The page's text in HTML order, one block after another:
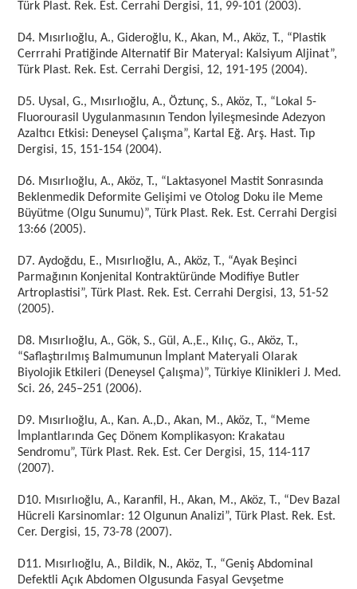
Türk Plast. Rek. Est. Cerrahi Dergisi, 11, 99-101 (2003).
D4. Mısırlıoğlu, A., Gideroğlu, K., Akan, M., Aköz, T., “Plastik
Cerrrahi Pratiğinde Alternatif Bir Materyal: Kalsiyum Aljinat”,
Türk Plast. Rek. Est. Cerrahi Dergisi, 12, 191-195 (2004).
D5. Uysal, G., Mısırlıoğlu, A., Öztunç, S., Aköz, T., “Lokal 5-
Fluorourasil Uygulanmasının Tendon İyileşmesinde Adezyon
Azaltıcı Etkisi: Deneysel Çalışma”, Kartal Eğ. Arş. Hast. Tıp
Dergisi, 15, 151-154 (2004).
D6. Mısırlıoğlu, A., Aköz, T., “Laktasyonel Mastit Sonrasında
Beklenmedik Deformite Gelişimi ve Otolog Doku ile Meme
Büyütme (Olgu Sunumu)”, Türk Plast. Rek. Est. Cerrahi Dergisi
13:66 (2005).
D7. Aydoğdu, E., Mısırlıoğlu, A., Aköz, T., “Ayak Beşinci
Parmağının Konjenital Kontraktüründe Modifiye Butler
Artroplastisi”, Türk Plast. Rek. Est. Cerrahi Dergisi, 13, 51-52
(2005).
D8. Mısırlıoğlu, A., Gök, S., Gül, A.,E., Kılıç, G., Aköz, T.,
“Saflaştırılmış Balmumunun İmplant Materyali Olarak
Biyolojik Etkileri (Deneysel Çalışma)”, Türkiye Klinikleri J. Med.
Sci. 26, 245–251 (2006).
D9. Mısırlıoğlu, A., Kan. A.,D., Akan, M., Aköz, T., “Meme
İmplantlarında Geç Dönem Komplikasyon: Krakatau
Sendromu”, Türk Plast. Rek. Est. Cer Dergisi, 15, 114-117
(2007).
D10. Mısırlıoğlu, A., Karanfil, H., Akan, M., Aköz, T., “Dev Bazal
Hücreli Karsinomlar: 12 Olgunun Analizi”, Türk Plast. Rek. Est.
Cer. Dergisi, 15, 73-78 (2007).
D11. Mısırlıoğlu, A., Bildik, N., Aköz, T., “Geniş Abdominal
Defektli Açık Abdomen Olgusunda Fasyal Gevşetme